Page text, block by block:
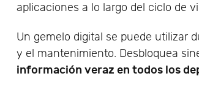
aplicaciones a lo largo del ciclo de
Un gemelo digital se puede utilizar
y el mantenimiento. Desbloquea
información veraz en todos los